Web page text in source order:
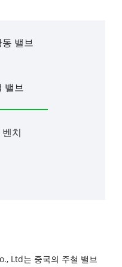
동 밸브
밸브
치
Ltd는 중국의 주철 밸브